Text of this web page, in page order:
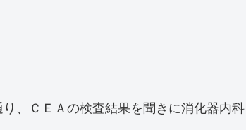
、ＣＥＡの検査結果を聞きに消化器内科